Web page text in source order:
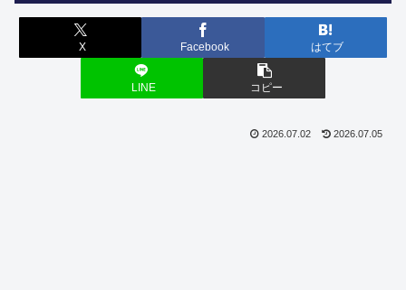
X Facebook はてブ
LINE コピー
2026.07.02 2026.07.05